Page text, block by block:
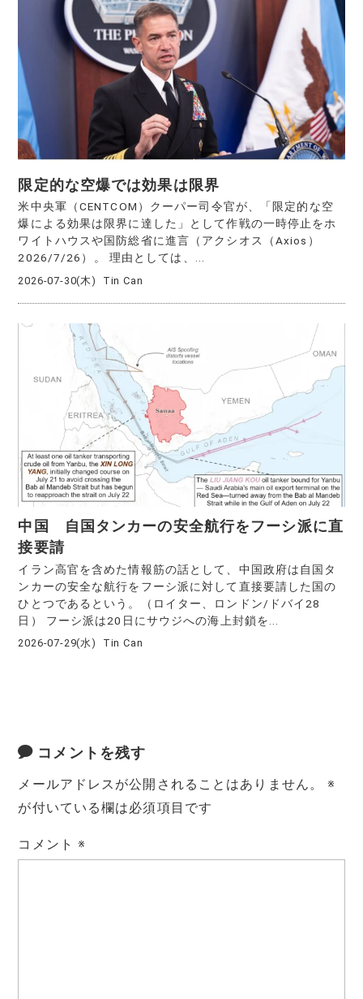
限定的な空爆では効果は限界
米中央軍（CENTCOM）クーパー司令官が、「限定的な空
爆による効果は限界に達した」として作戦の一時停止をホ
ワイトハウスや国防総省に進言（アクシオス（Axios）
2026/7/26）。 理由としては、...
2026-07-30(木) Tin Can
中国 自国タンカーの安全航行をフーシ派に直
接要請
イラン高官を含めた情報筋の話として、中国政府は自国タ
ンカーの安全な航行をフーシ派に対して直接要請した国の
ひとつであるという。（ロイター、ロンドン/ドバイ28
日） フーシ派は20日にサウジへの海上封鎖を...
2026-07-29(水) Tin Can
コメントを残す
メールアドレスが公開されることはありません。
※
が付いている欄は必須項目です
コメント※